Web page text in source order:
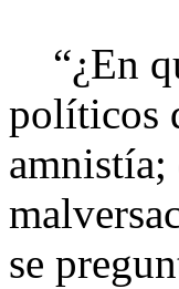
“¿En
políticos
se